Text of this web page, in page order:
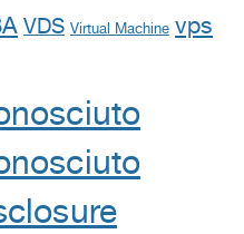
VDS Virtual Machine vps